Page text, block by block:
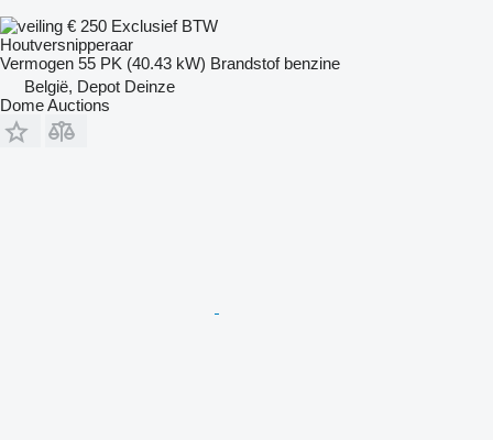
€ 250 Exclusief BTW
Houtversnipperaar
Vermogen 55 PK (40.43 kW) Brandstof benzine
België, Depot Deinze
Dome Auctions